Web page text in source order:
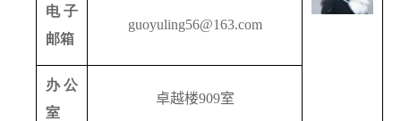
电子
邮箱
guoyuling56@163.com
办公
室
卓越楼909室